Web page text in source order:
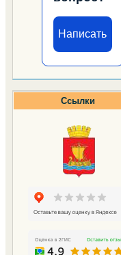
Написать
Ссылки